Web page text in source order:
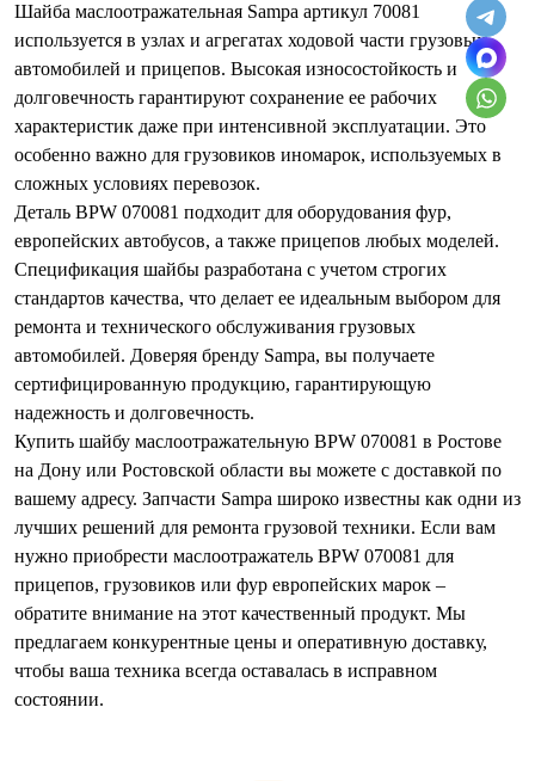
Шайба маслоотражательная Sampa артикул 70081
используется в узлах и агрегатах ходовой части грузовых
автомобилей и прицепов. Высокая износостойкость и
долговечность гарантируют сохранение ее рабочих
характеристик даже при интенсивной эксплуатации. Это
особенно важно для грузовиков иномарок, используемых в
сложных условиях перевозок.
Деталь BPW 070081 подходит для оборудования фур,
европейских автобусов, а также прицепов любых моделей.
Спецификация шайбы разработана с учетом строгих
стандартов качества, что делает ее идеальным выбором для
ремонта и технического обслуживания грузовых
автомобилей. Доверяя бренду Sampa, вы получаете
сертифицированную продукцию, гарантирующую
надежность и долговечность.
Купить шайбу маслоотражательную BPW 070081 в Ростове
на Дону или Ростовской области вы можете с доставкой по
вашему адресу. Запчасти Sampa широко известны как одни из
лучших решений для ремонта грузовой техники. Если вам
нужно приобрести маслоотражатель BPW 070081 для
прицепов, грузовиков или фур европейских марок –
обратите внимание на этот качественный продукт. Мы
предлагаем конкурентные цены и оперативную доставку,
чтобы ваша техника всегда оставалась в исправном
состоянии.